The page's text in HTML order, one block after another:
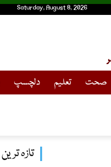
Saturday, August 8, 2026
صحت تعلیم دلچسپ
تازہ ترین